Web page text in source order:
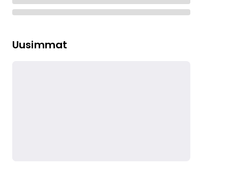
Uusimmat